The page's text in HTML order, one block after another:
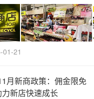
01-21
月新商政策：佣金限免
新店快速成长